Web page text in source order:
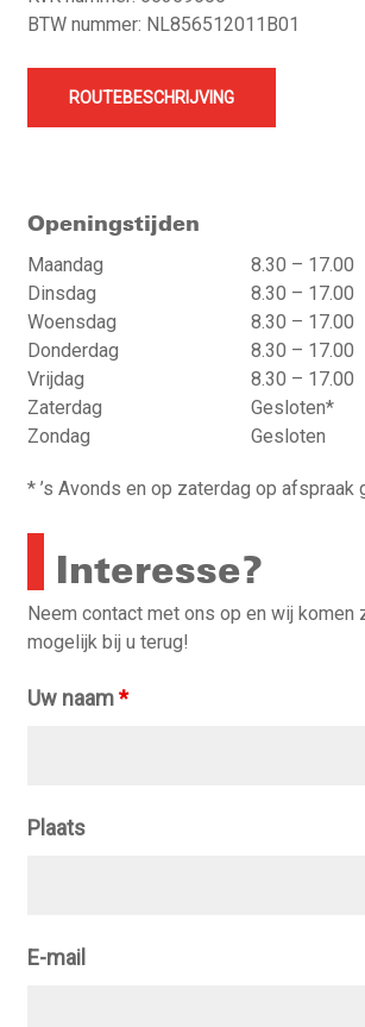
BTW nummer: NL856512011B01
ROUTEBESCHRIJVING
Openingstijden
Maandag
8.30 – 17.00
Dinsdag
8.30 – 17.00
Woensdag
8.30 – 17.00
Donderdag
8.30 – 17.00
Vrijdag
8.30 – 17.00
Zaterdag
Gesloten*
Zondag
Gesloten
* ’s Avonds en op zaterdag op afspraak
Interesse?
Neem contact met ons op en wij komen
mogelijk bij u terug!
Uw naam*
Plaats
E-mail